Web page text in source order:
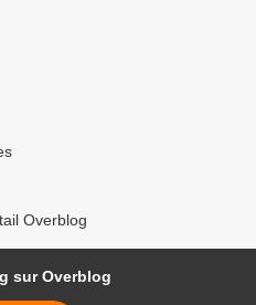
Overblog
sur Overblog